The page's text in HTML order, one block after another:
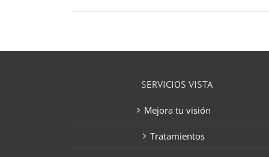
SERVICIOS VISTA
Mejora tu visión
Tratamientos